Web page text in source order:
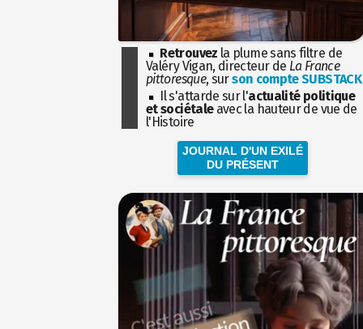
Retrouvez la plume sans filtre de
Valéry Vigan, directeur de La France
pittoresque, surson compte SUBSTACK
Il s'attarde sur l'actualité politique
et sociétaleavec la hauteur de vue de
l'Histoire
JOURNAL D'UN EXILÉ
DU PRÉSENT